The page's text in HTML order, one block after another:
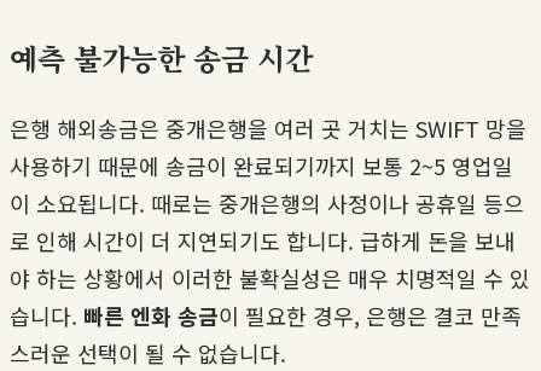
예측 불가능한 송금 시간
은행 해외송금은 중개은행을 여러 곳 거치는 SWIFT 망을
사용하기 때문에 송금이 완료되기까지 보통 2~5 영업일
이 소요됩니다. 때로는 중개은행의 사정이나 공휴일 등으
로 인해 시간이 더 지연되기도 합니다. 급하게 돈을 보내
야 하는 상황에서 이러한 불확실성은 매우 치명적일 수 있
습니다. 빠른 엔화 송금이 필요한 경우, 은행은 결코 만족
스러운 선택이 될 수 없습니다.